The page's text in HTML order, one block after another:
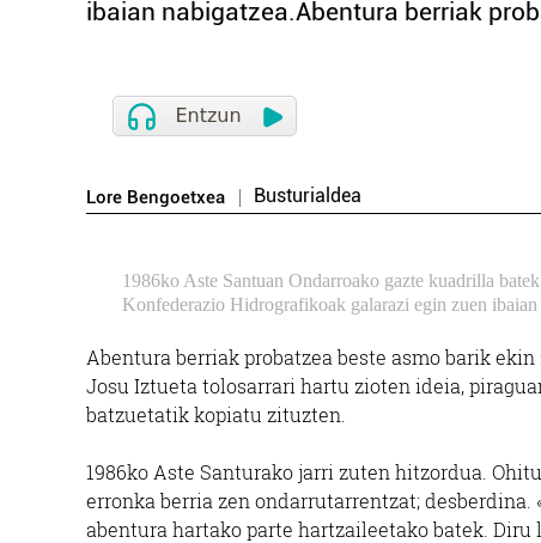
ibaian nabigatzea.Abentura berriak
Lore Bengoetxea Busturialdea
1986ko Aste Santuan Ondarroako gazte kuadrilla
Konfederazio Hidrografikoak galarazi egin zuen ibaian
Abentura berriak probatzea beste asmo barik
Josu Iztueta tolosarrari hartu zioten ideia,
batzuetatik kopiatu zituzten.
1986ko Aste Santurako jarri zuten hitzordua.
erronka berria zen ondarrutarrentzat; desberdina.
abentura hartako parte hartzaileetako batek.